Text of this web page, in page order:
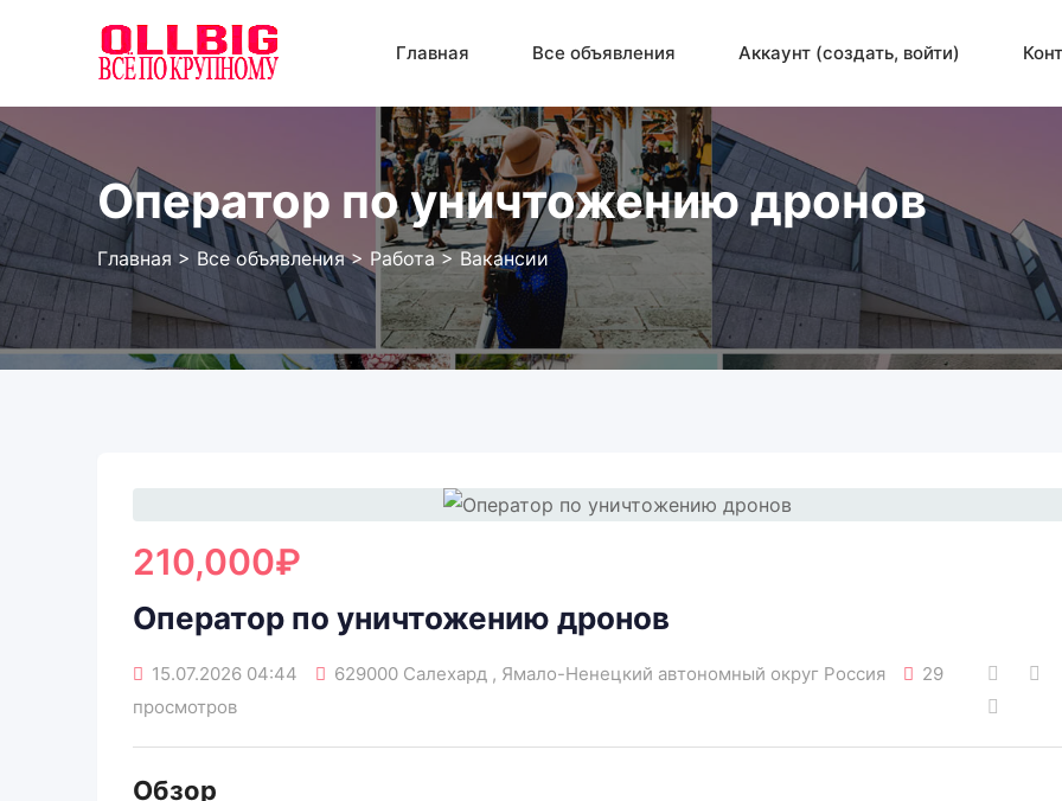
содержанию
Главная Все объявления Аккаунт (создать, войти)
Оператор по уничтожению дронов
Главная > Все объявления> Работа > Вакансии
210,000₽
Оператор по уничтожению дронов
15.07.2026 04:44 629000 Салехард , Ямало-Ненецкий автономный округ Россия
29
просмотров
Обзор